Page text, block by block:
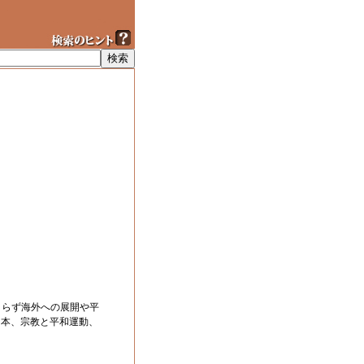
ず海外への展開や平
、宗教と平和運動、